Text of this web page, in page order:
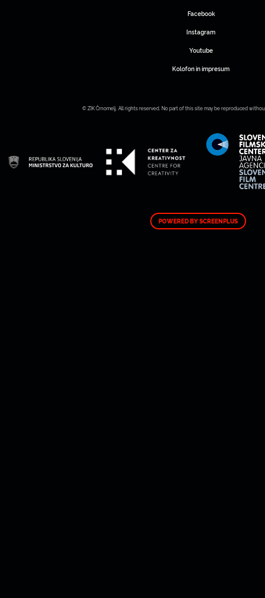
Facebook
Instagram
Youtube
Kolofon in impresum
© ZIK Črnomelj. All rights reserved. No part of this site may be reproduced
POWERED BY SCREENPLUS